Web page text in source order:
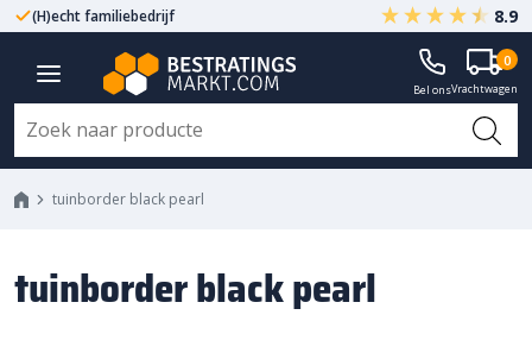
(H)echt familiebedrijf Gegarandeerd A-kwaliteit
8.9
Bel onsVrachtwagen
0
tuinborder black pearl
tuinborder black pearl